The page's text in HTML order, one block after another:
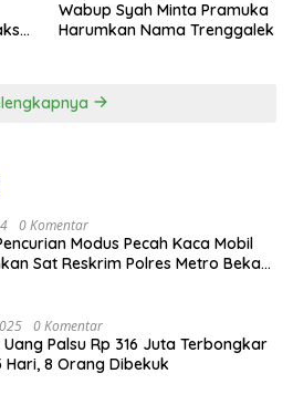
Wabup Syah Minta Pramuka
Harumkan Nama Trenggalek
0 Komentar
Modus Pecah Kaca Mobil
Sat Reskrim Polres Metro Bekasi
0 Komentar
Palsu Rp 316 Juta Terbongkar
Hari, 8 Orang Dibekuk